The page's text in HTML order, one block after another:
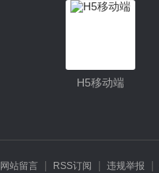
H5移动端
网站留言| RSS订阅 | 违规举报 |